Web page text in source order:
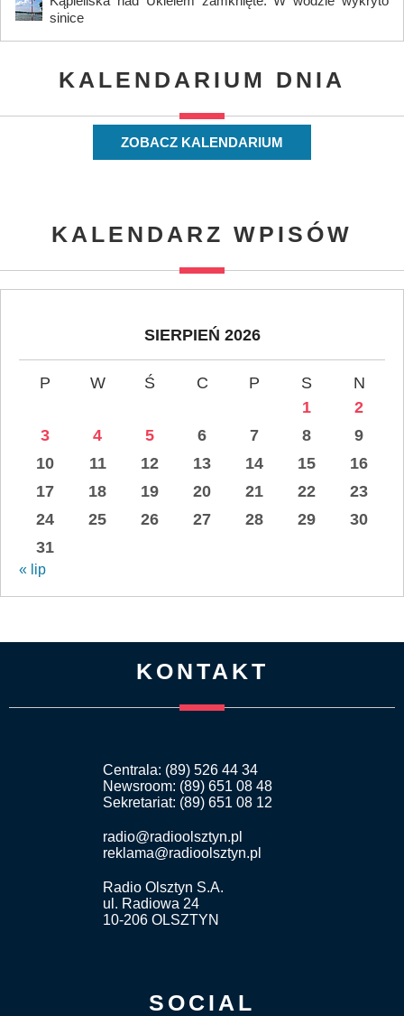
sinice
KALENDARIUM DNIA
ZOBACZ KALENDARIUM
KALENDARZ WPISÓW
SIERPIEŃ 2026
P W Ś C P S
N
1
2
3
4 5 6 7 8
9
10
11 12 13 14 15
16
17
18 19 20 21 22
23
24
25 26 27 28 29
30
31
« lip
KONTAKT
Centrala: (89) 526 44 34
Newsroom: (89) 651 08 48
Sekretariat: (89) 651 08 12
radio@radioolsztyn.pl
reklama@radioolsztyn.pl
Radio Olsztyn S.A.
ul. Radiowa 24
10-206 OLSZTYN
SOCIAL